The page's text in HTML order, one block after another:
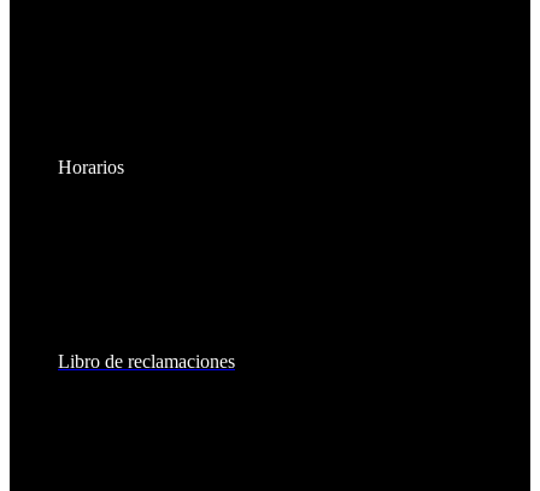
Horarios
Libro de reclamaciones